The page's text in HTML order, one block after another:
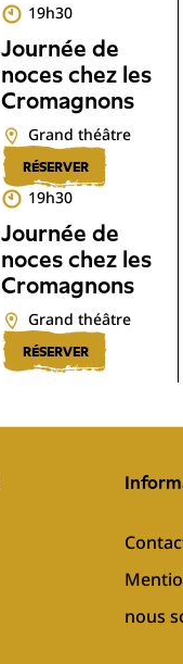
19h30
Journée de
noces chez les
Cromagnons
Grand théâtre
RÉSERVER
19h30
Journée de
noces chez les
Cromagnons
Grand théâtre
RÉSERVER
nous